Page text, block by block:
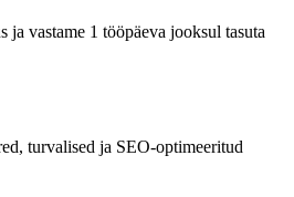
ja vastame 1 tööpäeva jooksul tasuta
turvalised ja SEO-optimeeritud